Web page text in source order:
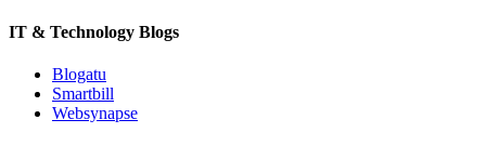
IT & Technology Blogs
Blogatu
Smartbill
Websynapse